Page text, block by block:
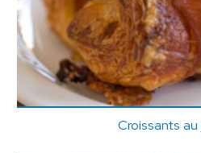
Croissants au